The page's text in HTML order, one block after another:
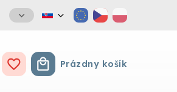
Nákupný košík
Prázdny košík